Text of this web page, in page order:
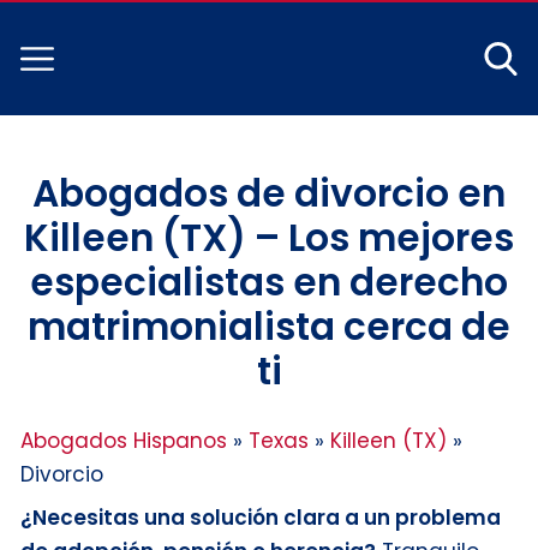
Abogados de divorcio en
Killeen (TX) – Los mejores
especialistas en derecho
matrimonialista cerca de
ti
Abogados Hispanos » Texas » Killeen (TX) »
Divorcio
¿Necesitas una solución clara a un problema